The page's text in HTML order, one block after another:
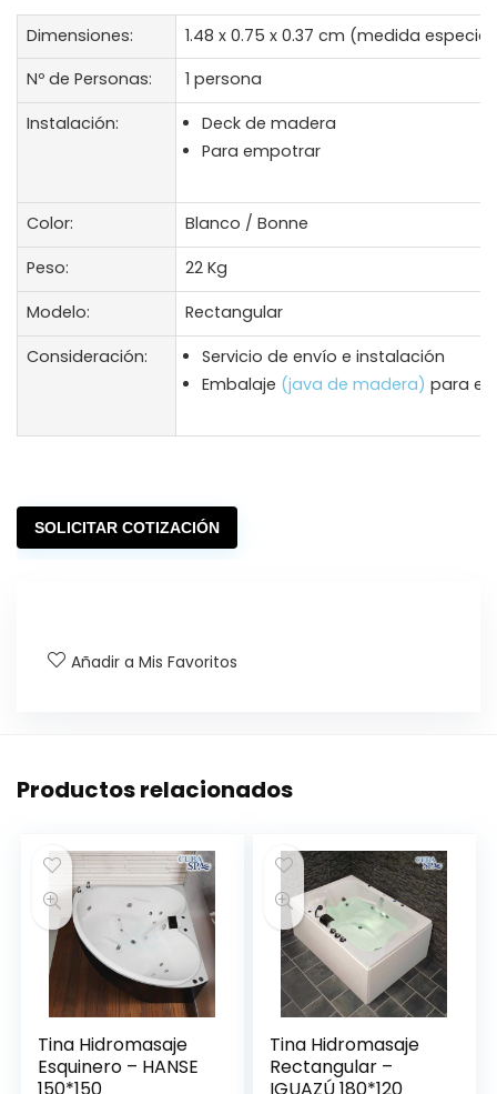
Dimensiones:
1.48 x 0.75 x 0.37 cm (medida
Nº de Personas:
1 persona
Instalación:
Deck de madera
Para empotrar
Color:
Blanco / Bonne
Peso:
22 Kg
Modelo:
Rectangular
Consideración:
Servicio de envío e instalación
Embalaje (java de madera) para
SOLICITAR COTIZACIÓN
Añadir a Mis Favoritos
Productos relacionados
Tina Hidromasaje
Esquinero – HANSE
Tina Hidromasaje
Rectangular –